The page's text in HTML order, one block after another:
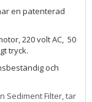
en patenterad
220 volt AC, 50
tryck.
och
Sediment Filter, tar